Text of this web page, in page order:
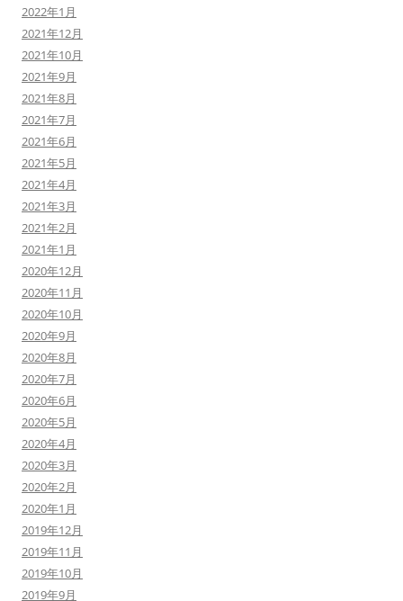
2022年1月
2021年12月
2021年10月
2021年9月
2021年8月
2021年7月
2021年6月
2021年5月
2021年4月
2021年3月
2021年2月
2021年1月
2020年12月
2020年11月
2020年10月
2020年9月
2020年8月
2020年7月
2020年6月
2020年5月
2020年4月
2020年3月
2020年2月
2020年1月
2019年12月
2019年11月
2019年10月
2019年9月